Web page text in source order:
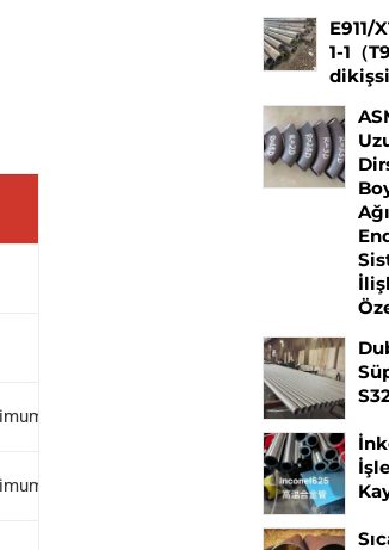
0.30-0.60
0.020 maksimum
0.010
E911/
1-1（